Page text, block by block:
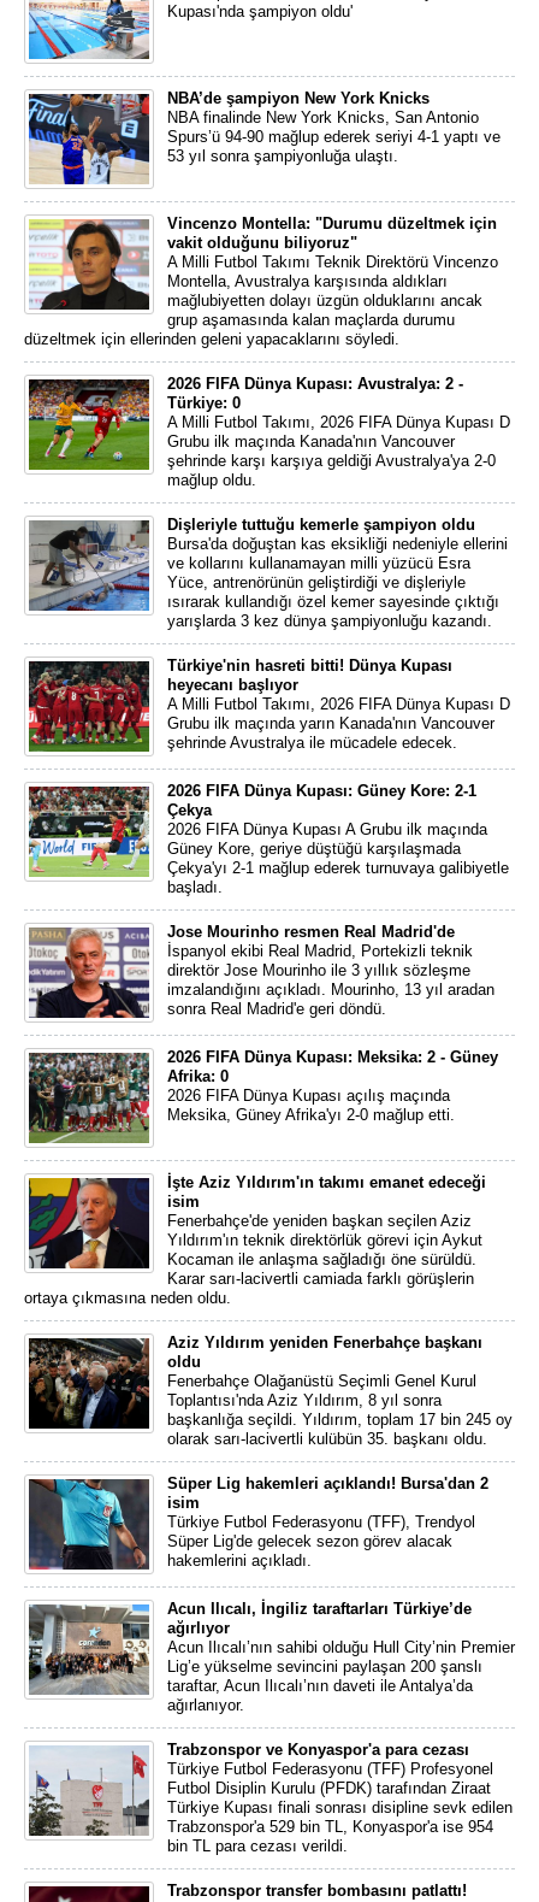
Kupası'nda şampiyon oldu'
NBA’de şampiyon New York Knicks
NBA finalinde New York Knicks, San Antonio
Spurs’ü 94-90 mağlup ederek seriyi 4-1 yaptı ve
53 yıl sonra şampiyonluğa ulaştı.
Vincenzo Montella: "Durumu düzeltmek için
vakit olduğunu biliyoruz"
A Milli Futbol Takımı Teknik Direktörü Vincenzo
Montella, Avustralya karşısında aldıkları
mağlubiyetten dolayı üzgün olduklarını ancak
grup aşamasında kalan maçlarda durumu
düzeltmek için ellerinden geleni yapacaklarını söyledi.
2026 FIFA Dünya Kupası: Avustralya: 2 -
Türkiye: 0
A Milli Futbol Takımı, 2026 FIFA Dünya Kupası D
Grubu ilk maçında Kanada'nın Vancouver
şehrinde karşı karşıya geldiği Avustralya'ya 2-0
mağlup oldu.
Dişleriyle tuttuğu kemerle şampiyon oldu
Bursa'da doğuştan kas eksikliği nedeniyle ellerini
ve kollarını kullanamayan milli yüzücü Esra
Yüce, antrenörünün geliştirdiği ve dişleriyle
ısırarak kullandığı özel kemer sayesinde çıktığı
yarışlarda 3 kez dünya şampiyonluğu kazandı.
Türkiye'nin hasreti bitti! Dünya Kupası
heyecanı başlıyor
A Milli Futbol Takımı, 2026 FIFA Dünya Kupası D
Grubu ilk maçında yarın Kanada'nın Vancouver
şehrinde Avustralya ile mücadele edecek.
2026 FIFA Dünya Kupası: Güney Kore: 2-1
Çekya
2026 FIFA Dünya Kupası A Grubu ilk maçında
Güney Kore, geriye düştüğü karşılaşmada
Çekya'yı 2-1 mağlup ederek turnuvaya galibiyetle
başladı.
Jose Mourinho resmen Real Madrid'de
İspanyol ekibi Real Madrid, Portekizli teknik
direktör Jose Mourinho ile 3 yıllık sözleşme
imzalandığını açıkladı. Mourinho, 13 yıl aradan
sonra Real Madrid'e geri döndü.
2026 FIFA Dünya Kupası: Meksika: 2 - Güney
Afrika: 0
2026 FIFA Dünya Kupası açılış maçında
Meksika, Güney Afrika'yı 2-0 mağlup etti.
İşte Aziz Yıldırım'ın takımı emanet edeceği
isim
Fenerbahçe'de yeniden başkan seçilen Aziz
Yıldırım'ın teknik direktörlük görevi için Aykut
Kocaman ile anlaşma sağladığı öne sürüldü.
Karar sarı-lacivertli camiada farklı görüşlerin
ortaya çıkmasına neden oldu.
Aziz Yıldırım yeniden Fenerbahçe başkanı
oldu
Fenerbahçe Olağanüstü Seçimli Genel Kurul
Toplantısı'nda Aziz Yıldırım, 8 yıl sonra
başkanlığa seçildi. Yıldırım, toplam 17 bin 245 oy
olarak sarı-lacivertli kulübün 35. başkanı oldu.
Süper Lig hakemleri açıklandı! Bursa'dan 2
isim
Türkiye Futbol Federasyonu (TFF), Trendyol
Süper Lig'de gelecek sezon görev alacak
hakemlerini açıkladı.
Acun Ilıcalı, İngiliz taraftarları Türkiye’de
ağırlıyor
Acun Ilıcalı’nın sahibi olduğu Hull City’nin Premier
Lig’e yükselme sevincini paylaşan 200 şanslı
taraftar, Acun Ilıcalı’nın daveti ile Antalya’da
ağırlanıyor.
Trabzonspor ve Konyaspor'a para cezası
Türkiye Futbol Federasyonu (TFF) Profesyonel
Futbol Disiplin Kurulu (PFDK) tarafından Ziraat
Türkiye Kupası finali sonrası disipline sevk edilen
Trabzonspor'a 529 bin TL, Konyaspor'a ise 954
bin TL para cezası verildi.
Trabzonspor transfer bombasını patlattı!